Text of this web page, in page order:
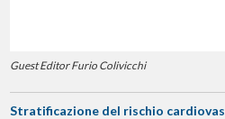
Guest Editor Furio Colivicchi
Stratificazione del rischio